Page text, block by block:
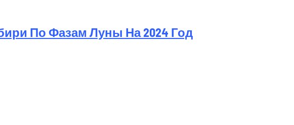
По Фазам Луны На 2024 Год